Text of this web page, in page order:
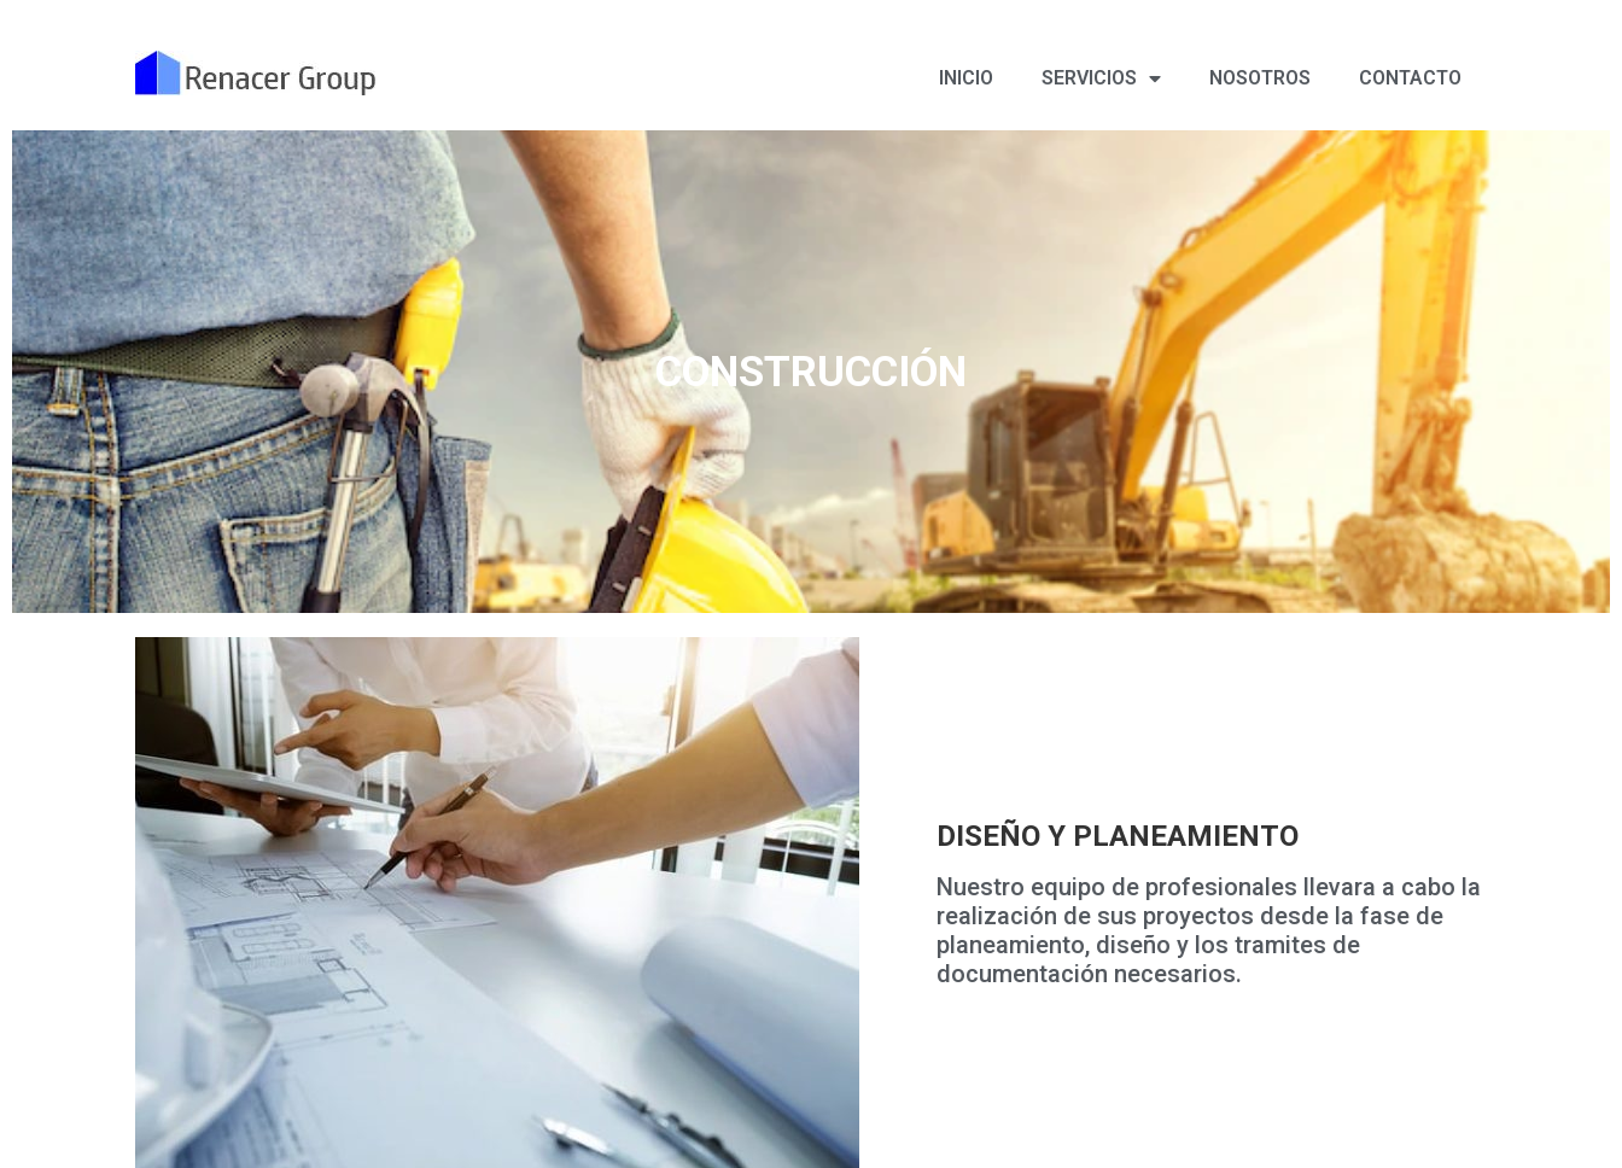
INICIO SERVICIOS NOSOTROS CONTACTO
CONSTRUCCIÓN
DISEÑO Y PLANEAMIENTO
Nuestro equipo de profesionales llevara a cabo la
realización de sus proyectos desde la fase de
planeamiento, diseño y los tramites de
documentación necesarios.